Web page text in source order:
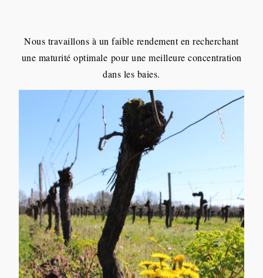
Nous travaillons à un faible rendement en recherchant
une maturité optimale pour une meilleure concentration
dans les baies.